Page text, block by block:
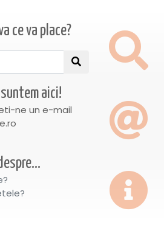
ce va place?
aici!
ne un e-mail